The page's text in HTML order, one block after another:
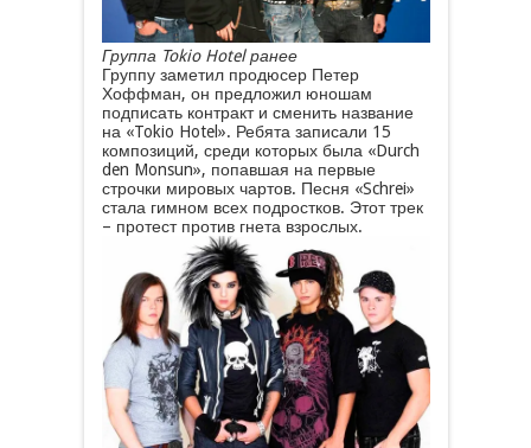
Группа Tokio Hotel ранее
Группу заметил продюсер Петер
Хоффман, он предложил юношам
подписать контракт и сменить название
на «Tokio Hotel». Ребята записали 15
композиций, среди которых была «Durch
den Monsun», попавшая на первые
строчки мировых чартов. Песня «Schrei»
стала гимном всех подростков. Этот трек
– протест против гнета взрослых.